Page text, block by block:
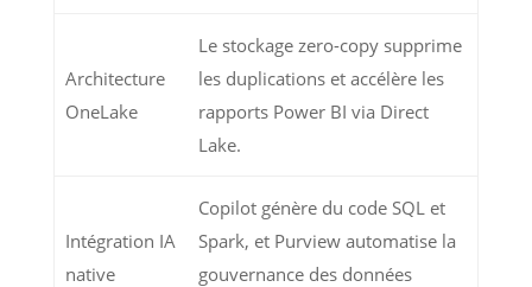
Architecture
OneLake
Le stockage zero-copy supprime
les duplications et accélère les
rapports Power BI via Direct
Lake.
Intégration IA
native
Copilot génère du code SQL et
Spark, et Purview automatise la
gouvernance des données